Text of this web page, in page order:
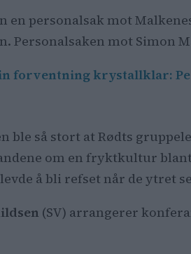
personalsak mot
Personalsaken mot Simon
forventning krystallklar:
ble så stort at Rødts
om en fryktkultur
å bli refset når de ytret
(SV) arrangerer